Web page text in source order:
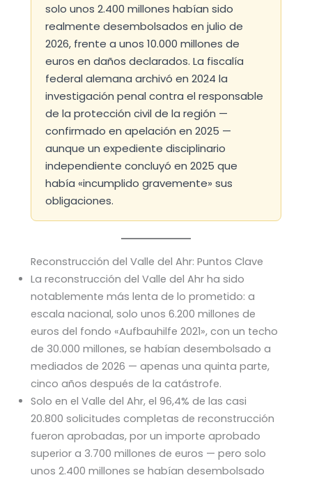
solo unos 2.400 millones habían sido
realmente desembolsados en julio de
2026, frente a unos 10.000 millones de
euros en daños declarados. La fiscalía
federal alemana archivó en 2024 la
investigación penal contra el responsable
de la protección civil de la región —
confirmado en apelación en 2025 —
aunque un expediente disciplinario
independiente concluyó en 2025 que
había «incumplido gravemente» sus
obligaciones.
Reconstrucción del Valle del Ahr: Puntos Clave
La reconstrucción del Valle del Ahr ha sido
notablemente más lenta de lo prometido: a
escala nacional, solo unos 6.200 millones de
euros del fondo «Aufbauhilfe 2021», con un techo
de 30.000 millones, se habían desembolsado a
mediados de 2026 — apenas una quinta parte,
cinco años después de la catástrofe.
Solo en el Valle del Ahr, el 96,4% de las casi
20.800 solicitudes completas de reconstrucción
fueron aprobadas, por un importe aprobado
superior a 3.700 millones de euros — pero solo
unos 2.400 millones se habían desembolsado